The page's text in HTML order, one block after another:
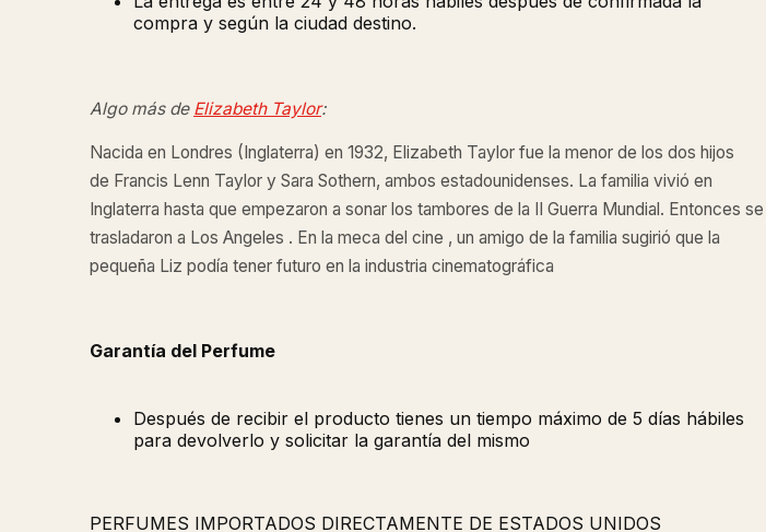
compra y según la ciudad destino.
Algo más de Elizabeth Taylor:
Nacida en Londres (Inglaterra) en 1932, Elizabeth Taylor fue la menor de los dos hijos
de Francis Lenn Taylor y Sara Sothern, ambos estadounidenses. La familia vivió en
Inglaterra hasta que empezaron a sonar los tambores de la II Guerra Mundial. Entonces se
trasladaron a Los Angeles . En la meca del cine , un amigo de la familia sugirió que la
pequeña Liz podía tener futuro en la industria cinematográfica
Garantía del Perfume
Después de recibir el producto tienes un tiempo máximo de 5 días hábiles
para devolverlo y solicitar la garantía del mismo
PERFUMES IMPORTADOS DIRECTAMENTE DE ESTADOS UNIDOS